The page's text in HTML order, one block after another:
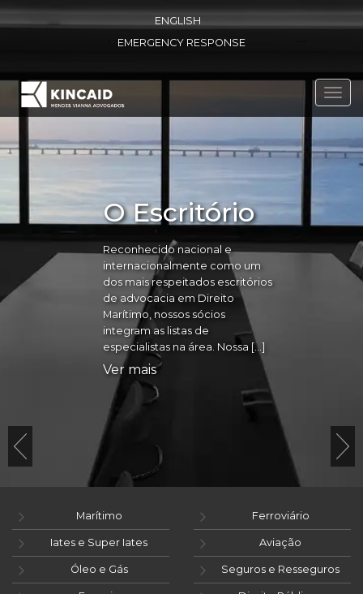
ENGLISH
EMERGENCY RESPONSE
O Escritório
Reconhecido nacional e
internacionalmente como um
dos mais respeitados escritórios
de advocacia em Direito
Marítimo, nossos sócios
integram as listas de
especialistas na área. Nossa […]
Ver mais
Marítimo
Iates e Super Iates
Óleo e Gás
Ferroviário
Aviação
Seguros e Resseguros